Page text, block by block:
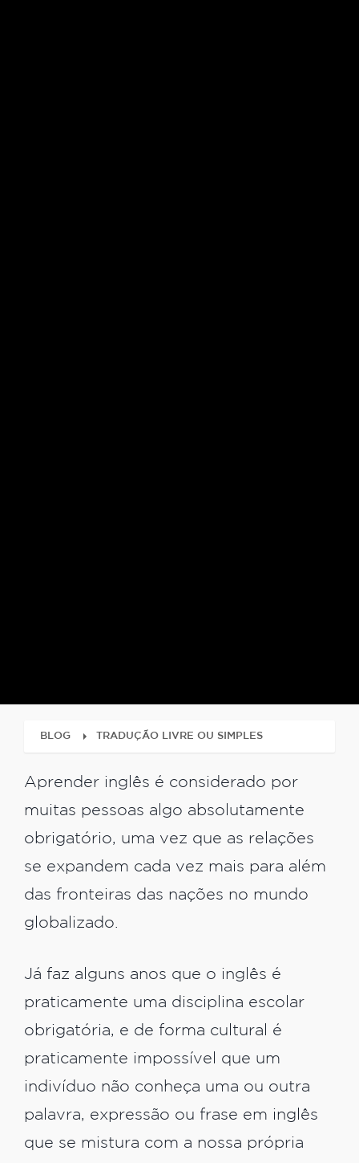
BLOG TRADUÇÃO LIVRE OU SIMPLES
Aprender inglês é considerado por
muitas pessoas algo absolutamente
obrigatório, uma vez que as relações
se expandem cada vez mais para além
das fronteiras das nações no mundo
globalizado.
Já faz alguns anos que o inglês é
praticamente uma disciplina escolar
obrigatória, e de forma cultural é
praticamente impossível que um
indivíduo não conheça uma ou outra
palavra, expressão ou frase em inglês
que se mistura com a nossa própria